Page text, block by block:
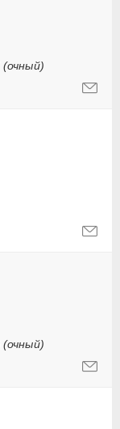
(очный)
(очный)